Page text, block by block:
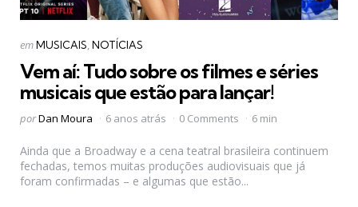
Categorias
Postado
emMUSICAIS NOTÍCIAS
Vem aí: Tudo sobre os filmes e séries
musicais que estão para lançar!
Postado
porDan Moura 6 anos atrás 0 Comments 6 min
Ainda que a Broadway e a cena teatral brasileira continuem
fechadas, temos muitas produções audiovisuais que já
foram confirmadas – e algumas que estão...